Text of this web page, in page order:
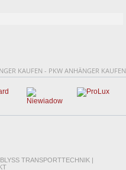
KAUFEN - PKW ANHÄNGER KAUFEN
TRANSPORTTECHNIK |